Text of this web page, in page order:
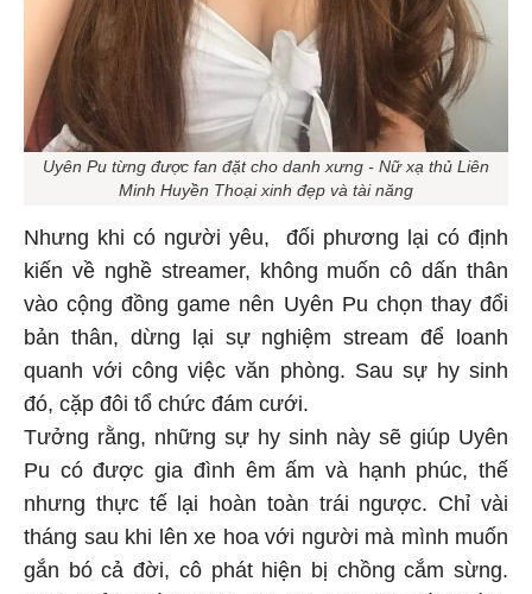
Uyên Pu từng được fan đặt cho danh xưng - Nữ xạ thủ Liên
Minh Huyền Thoại xinh đẹp và tài năng
Nhưng khi có người yêu, đối phương lại có định
kiến về nghề streamer, không muốn cô dấn thân
vào cộng đồng game nên Uyên Pu chọn thay đổi
bản thân, dừng lại sự nghiệm stream để loanh
quanh với công việc văn phòng. Sau sự hy sinh
đó, cặp đôi tổ chức đám cưới.
Tưởng rằng, những sự hy sinh này sẽ giúp Uyên
Pu có được gia đình êm ấm và hạnh phúc, thế
nhưng thực tế lại hoàn toàn trái ngược. Chỉ vài
tháng sau khi lên xe hoa với người mà mình muốn
gắn bó cả đời, cô phát hiện bị chồng cắm sừng.